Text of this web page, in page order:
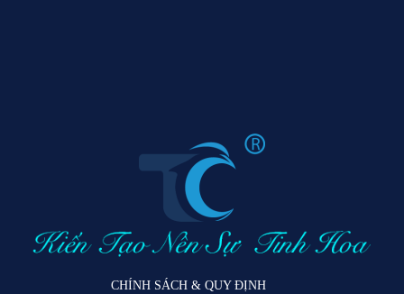
CHÍNH SÁCH & QUY ĐỊNH